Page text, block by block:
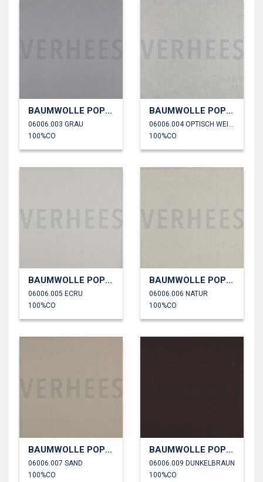
BAUMWOLLE POPELINE
06006.003 GRAU
100%CO
BAUMWOLLE POPELINE
100%CO
BAUMWOLLE POPELINE
06006.005 ECRU
100%CO
BAUMWOLLE POPELINE
06006.006 NATUR
100%CO
BAUMWOLLE POPELINE
06006.007 SAND
100%CO
BAUMWOLLE POPELINE
06006.009 DUNKELBRAUN
100%CO